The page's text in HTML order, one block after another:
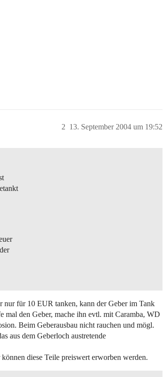
13. September 2004 um 19:52
2
nur für 10 EUR tanken, kann der Geber im Tank
mal den Geber, mache ihn evtl. mit Caramba, WD
Beim Geberausbau nicht rauchen und mögl.
aus dem Geberloch austretende
diese Teile preiswert erworben werden.